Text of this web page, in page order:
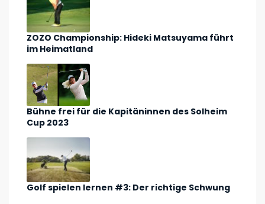
ZOZO Championship: Hideki Matsuyama führt
im Heimatland
Bühne frei für die Kapitäninnen des Solheim
Cup 2023
Golf spielen lernen #3: Der richtige Schwung